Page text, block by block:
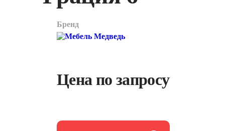
арт.
Бренд
Цена по запросу